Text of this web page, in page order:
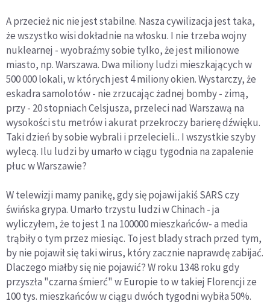
A przecież nic nie jest stabilne. Nasza cywilizacja jest taka,
że wszystko wisi dokładnie na włosku. I nie trzeba wojny
nuklearnej - wyobraźmy sobie tylko, że jest milionowe
miasto, np. Warszawa. Dwa miliony ludzi mieszkających w
500 000 lokali, w których jest 4 miliony okien. Wystarczy, że
eskadra samolotów - nie zrzucając żadnej bomby - zimą,
przy - 20 stopniach Celsjusza, przeleci nad Warszawą na
wysokości stu metrów i akurat przekroczy barierę dźwięku.
Taki dzień by sobie wybrali i przelecieli... I wszystkie szyby
wylecą. Ilu ludzi by umarło w ciągu tygodnia na zapalenie
płuc w Warszawie?
W telewizji mamy panikę, gdy się pojawi jakiś SARS czy
świńska grypa. Umarło trzystu ludzi w Chinach - ja
wyliczyłem, że to jest 1 na 100000 mieszkańców- a media
trąbiły o tym przez miesiąc. To jest blady strach przed tym,
by nie pojawił się taki wirus, który zacznie naprawdę zabijać.
Dlaczego miałby się nie pojawić? W roku 1348 roku gdy
przyszła "czarna śmierć" w Europie to w takiej Florencji ze
100 tys. mieszkańców w ciągu dwóch tygodni wybiła 50%.